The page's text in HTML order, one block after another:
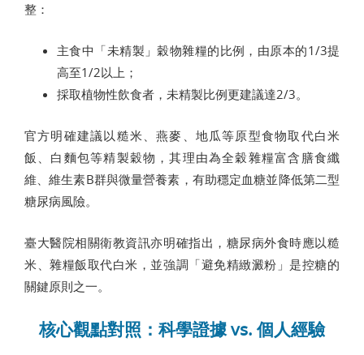
整：
主食中「未精製」穀物雜糧的比例，由原本的1/3提
高至1/2以上；
採取植物性飲食者，未精製比例更建議達2/3。
官方明確建議以糙米、燕麥、地瓜等原型食物取代白米
飯、白麵包等精製穀物，其理由為全穀雜糧富含膳食纖
維、維生素B群與微量營養素，有助穩定血糖並降低第二型
糖尿病風險。
臺大醫院相關衛教資訊亦明確指出，糖尿病外食時應以糙
米、雜糧飯取代白米，並強調「避免精緻澱粉」是控糖的
關鍵原則之一。
核心觀點對照：科學證據 vs. 個人經驗